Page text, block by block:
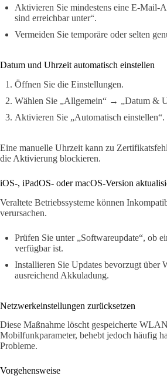
Aktivieren Sie mindestens eine E-Mail-
sind erreichbar unter“.
Vermeiden Sie temporäre oder selten
Datum und Uhrzeit automatisch einstellen
Öffnen Sie die Einstellungen.
Wählen Sie „Allgemein“ → „Datum &
Aktivieren Sie „Automatisch einstellen“.
Eine manuelle Uhrzeit kann zu
die Aktivierung blockieren.
iOS-, iPadOS- oder macOS-Version
Veraltete Betriebssysteme können
verursachen.
Prüfen Sie unter „Softwareupdate“, ob
verfügbar ist.
Installieren Sie Updates bevorzugt über
ausreichend Akkuladung.
Netzwerkeinstellungen zurücksetzen
Diese Maßnahme löscht gespeicherte
Mobilfunkparameter, behebt jedoch häufig
Probleme.
Vorgehensweise